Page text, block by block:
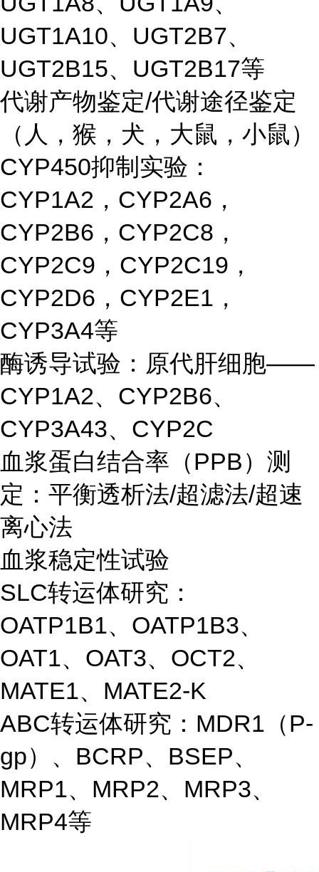
UGT1A10、UGT2B7、
UGT2B15、UGT2B17等
代谢产物鉴定/代谢途径鉴定
（人，猴，犬，大鼠，小鼠）
CYP450抑制实验：
CYP1A2，CYP2A6，
CYP2B6，CYP2C8，
CYP2C9，CYP2C19，
CYP2D6，CYP2E1，
CYP3A4等
酶诱导试验：原代肝细胞——
CYP1A2、CYP2B6、
CYP3A43、CYP2C
血浆蛋白结合率（PPB）测
定：平衡透析法/超滤法/超速
离心法
血浆稳定性试验
SLC转运体研究：
OATP1B1、OATP1B3、
OAT1、OAT3、OCT2、
MATE1、MATE2-K
ABC转运体研究：MDR1（P-
gp）、BCRP、BSEP、
MRP1、MRP2、MRP3、
MRP4等